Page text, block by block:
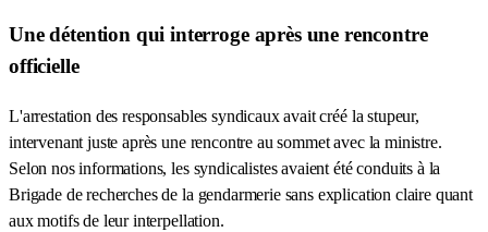
Une détention qui interroge après une rencontre
officielle
L'arrestation des responsables syndicaux avait créé la stupeur,
intervenant juste après une rencontre au sommet avec la ministre.
Selon nos informations, les syndicalistes avaient été conduits à la
Brigade de recherches de la gendarmerie sans explication claire quant
aux motifs de leur interpellation.